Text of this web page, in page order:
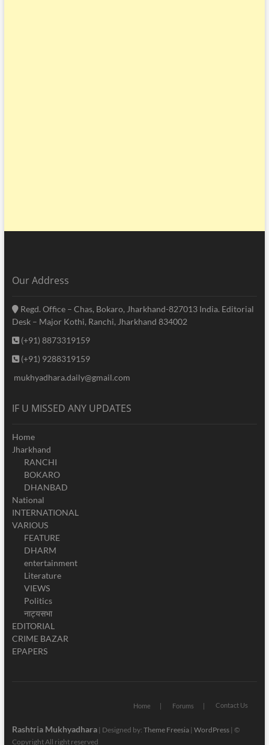
Our Address
Regd. Office – Chas, Bokaro, Jharkhand-827013 India. Editorial
Desk – Major Kothi, Ranchi, Jharkhand 834002
(+91) 8873319159
(+91) 9288319159
mukhyadhara.daily@gmail.com
IF U MISSED ANY UPDATES
Home
Jharkhand
RANCHI
BOKARO
DHANBAD
National
INTERNATIONAL
VARIOUS
FEATURE
DHARM
entertainment
Literature
VIEWS
Politics
नाट्यसभा
EDITORIAL
CRIME BAZAR
EPAPERS
Home Forums Contact Us
Rashtria Mukhyadhara| Designed by: Theme Freesia| WordPress| ©
Copyright All right reserved